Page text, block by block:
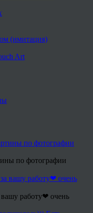
(имитация)
Art
по фотографии
вашу работу❤ очень